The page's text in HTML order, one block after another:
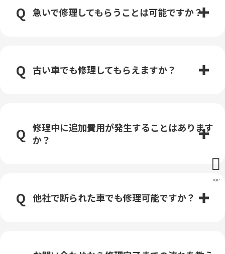
急いで修理してもらうことは可能ですか？
古い車でも修理してもらえますか？
修理中に追加費用が発生することはあります
か？
他社で断られた車でも修理可能ですか？
TOP